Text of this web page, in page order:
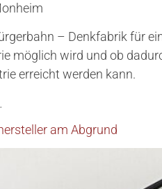
– Denkfabrik für
möglich wird und ob
erreicht werden kann.
am Abgrund